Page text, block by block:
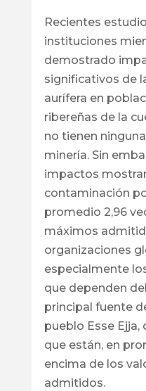
Recientes
instituciones
demostrado
significativos de
aurífera en
ribereñas de la
no tienen
minería. Sin
impactos
contaminación
promedio 2,96
máximos
organizaciones
especialmente
que dependen
principal fuente
pueblo Esse
que están, en
encima de los
admitidos.